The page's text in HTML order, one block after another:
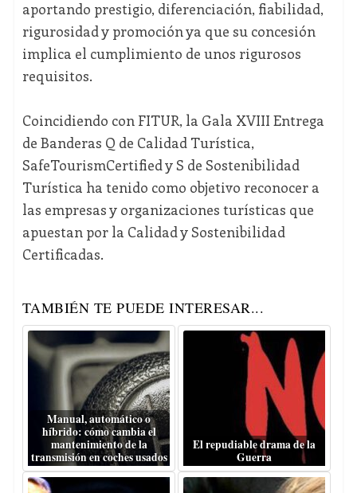
aportando prestigio, diferenciación, fiabilidad,
rigurosidad y promoción ya que su concesión
implica el cumplimiento de unos rigurosos
requisitos.
Coincidiendo con FITUR, la Gala XVIII Entrega
de Banderas Q de Calidad Turística,
SafeTourismCertified y S de Sostenibilidad
Turística ha tenido como objetivo reconocer a
las empresas y organizaciones turísticas que
apuestan por la Calidad y Sostenibilidad
Certificadas.
TAMBIÉN TE PUEDE INTERESAR...
Manual, automático o
híbrido: cómo cambia el
mantenimiento de la
transmisión en coches usados
El repudiable drama de la
Guerra